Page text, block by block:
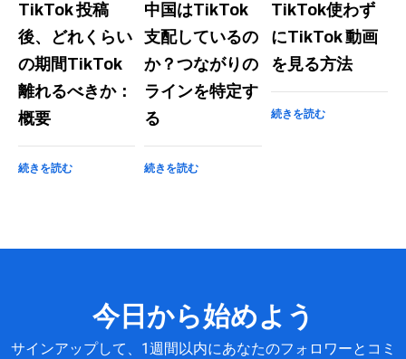
TikTok 投稿
後、どれくらい
の期間TikTok
離れるべきか：
概要
続きを読む
中国はTikTok
支配しているの
か？つながりの
ラインを特定す
る
続きを読む
TikTok使わず
にTikTok 動画
を見る方法
続きを読む
今日から始めよう
サインアップして、1週間以内にあなたのフォロワーとコミ